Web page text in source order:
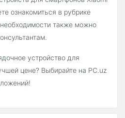
ознакомиться в рубрике
также можно
устройство для
цене? Выбирайте на PC.uz